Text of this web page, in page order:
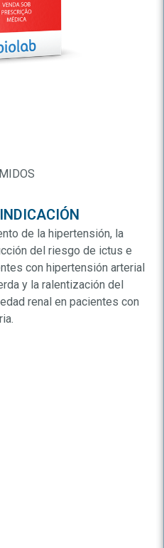
de la hipertensión, la
del riesgo de ictus e
con hipertensión arterial
y la ralentización del
renal en pacientes con